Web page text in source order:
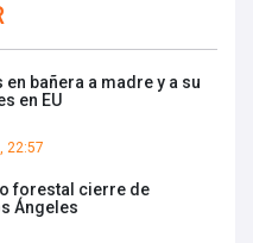
bañera a madre y a su
en EU
22:57
forestal cierre de
Ángeles